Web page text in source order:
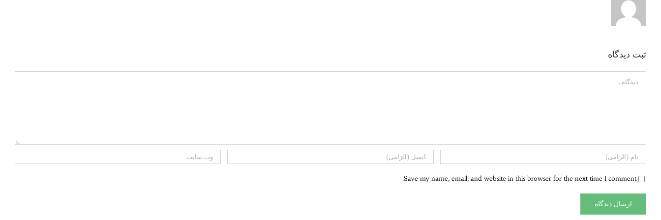
ثبت ديدگاه
Save my name, email, and website in this browser for the next time I comment.